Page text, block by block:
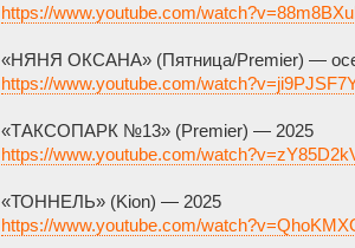
https://www.youtube.com/
«НЯНЯ ОКСАНА» (Пятница/Premier) —
https://www.youtube.com/
«ТАКСОПАРК №13» (Premier) — 2025
https://www.youtube.com/
«ТОННЕЛЬ» (Kion) — 2025
https://www.youtube.com/